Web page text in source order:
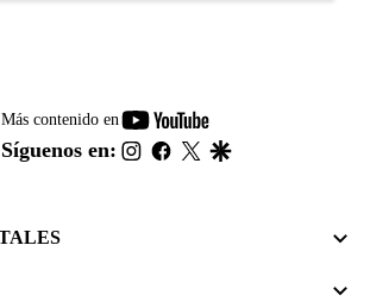
Más contenido en
youtube-
footer
Síguenos en: instagram
facebook
twitter